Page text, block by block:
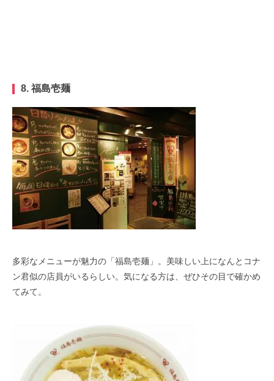
8. 福島壱麺
多彩なメニューが魅力の「福島壱麺」。美味しい上になんとコナ
ン君似の店員がいるらしい。気になる方は、ぜひその目で確かめ
てみて。